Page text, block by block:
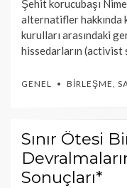
Şehit korucubaşı
alternatifler hakkında
kurulları arasındaki
hissedarların (activist
GENEL BIRLEŞME
Sınır Ötesi
Sonuçları*